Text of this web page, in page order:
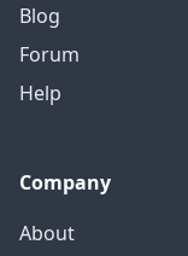
Blog
Forum
Help
Company
About